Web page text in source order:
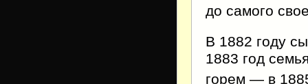
до самого
В 1882 году
1883 год
горем — в